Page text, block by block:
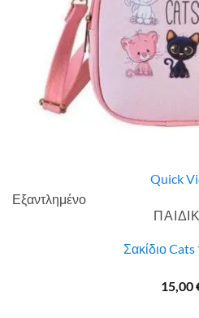
Quick
Εξαντλημένο
Σακίδιο Cats
15,00